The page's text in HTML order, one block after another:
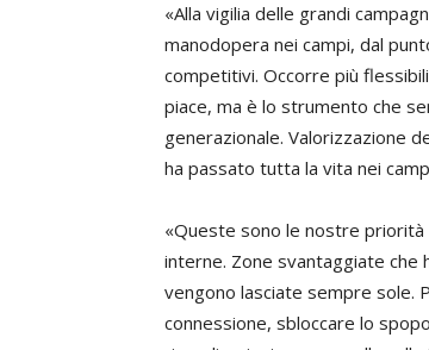
«Alla vigilia delle grandi
manodopera nei campi, dal
competitivi. Occorre più
piace, ma è lo strumento che
generazionale. Valorizzazione
ha passato tutta la vita nei
«Queste sono le nostre priorità
interne. Zone svantaggiate che
vengono lasciate sempre sole.
connessione, sbloccare lo